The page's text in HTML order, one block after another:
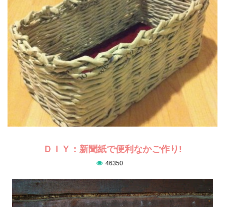
ＤＩＹ：新聞紙で便利なかご作り!
46350